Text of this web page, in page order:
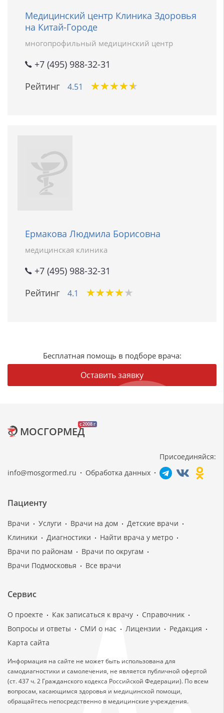
Медицинский центр Клиника Здоровья
на Китай-Городе
многопрофильный медицинский центр
+7 (495) 988-32-31
Рейтинг
4.51 ★★★★★
★★★★★
Ермакова Людмила Борисовна
медицинская клиника
+7 (495) 988-32-31
Рейтинг
4.1 ★★★★★
★★★★★
Бесплатная помощь в подборе врача:
Оставить заявку
c 2008 г
МОСГОРМЕД
info@mosgormed.ru Обработка данных
Присоединяйся:
Пациенту
Врачи Услуги Врачи на дом
Детские врачи
Клиники
Диагностики
Найти врача у метро
Врачи по районам
Врачи по округам
Врачи Подмосковья
Все врачи
Сервис
О проекте Как записаться к врачу
Справочник
Вопросы и ответы
СМИ о нас Лицензии
Редакция
Карта сайта
Информация на сайте не может быть использована для
самодиагностики и самолечения, не является публичной офертой
(ст. 437 ч. 2 Гражданского кодекса Российской Федерации). По всем
вопросам, касающимся здоровья и медицинской помощи,
обращайтесь непосредственно в медицинские учреждения.